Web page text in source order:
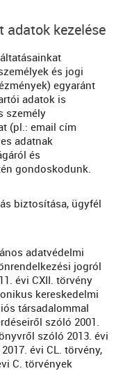
adatok kezelése
és jogi
egyaránt
adatok is
személy
(pl.: email cím
adatnak
és
gondoskodunk.
biztosítása, ügyfél
adatvédelmi
jogról
évi CXII. törvény
kereskedelmi
társadalommal
szóló 2001.
szóló 2013. évi
évi CL. törvény,
C. törvények